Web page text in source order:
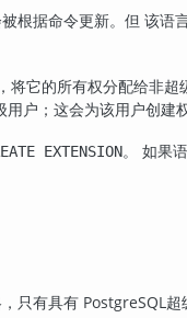
根据命令更新。但 该语
它的所有权分配给非超
户；这会为该用户创建
EXTENSION。 如果
只有具有 PostgreSQL超